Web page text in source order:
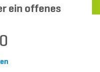
ein offenes